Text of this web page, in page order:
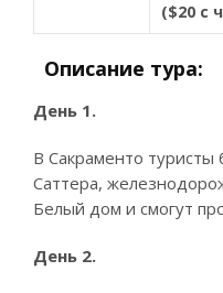
($20 с
Описание тура:
День 1.
В Сакраменто
Саттера,
Белый дом и смогут
День 2.